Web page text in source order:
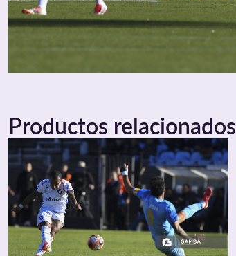
Productos relacionados